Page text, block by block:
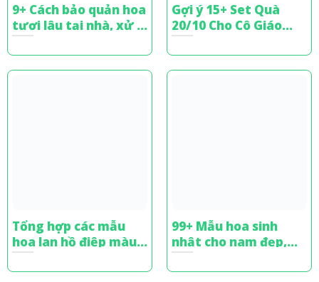
9+ Cách bảo quản hoa
tươi lâu tại nhà, xử lý
bó hoa tặng
Gợi ý 15+ Set Quà
20/10 Cho Cô Giáo
Tinh Tế, Đầy Ý Nghĩa
Tổng hợp các mẫu
hoa lan hồ điệp màu
xanh sang trọng,
đẳng cấp
99+ Mẫu hoa sinh
nhật cho nam đẹp,
sang trọng & ý nghĩa
nhất